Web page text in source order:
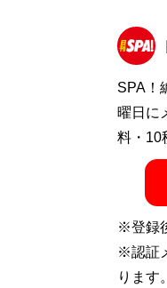
記事一
SPA！
曜日に
料・10
※登録
※認証
ります